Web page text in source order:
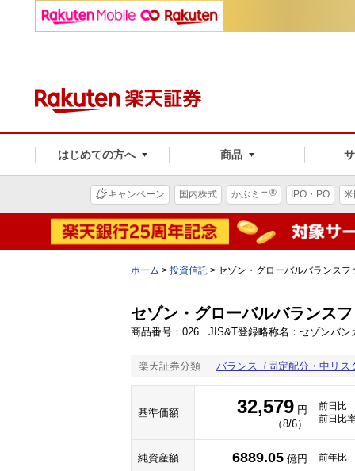
はじめての方へ 商品
キャンペーン 国内株式 かぶミニ® IPO・PO
ホーム > 投資信託 > セゾン・グローバルバランスフ
セゾン・グローバルバランス
商品番号：026 JIS&T登録略称名：セゾンバン
楽天証券分類 バランス（固定配分・中リス
基準価額 32,579 円
（8/6）
前日比
前日比
純資産額 6889.05 億円 前年比